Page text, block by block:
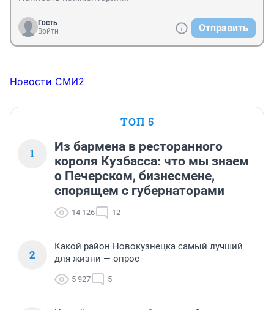
Гость
Войти
Отправить
Новости СМИ2
ТОП 5
1
Из бармена в ресторанного
короля Кузбасса: что мы знаем
о Печерском, бизнесмене,
спорящем с губернаторами
14 126 12
2
Какой район Новокузнецка самый лучший
для жизни — опрос
5 927 5